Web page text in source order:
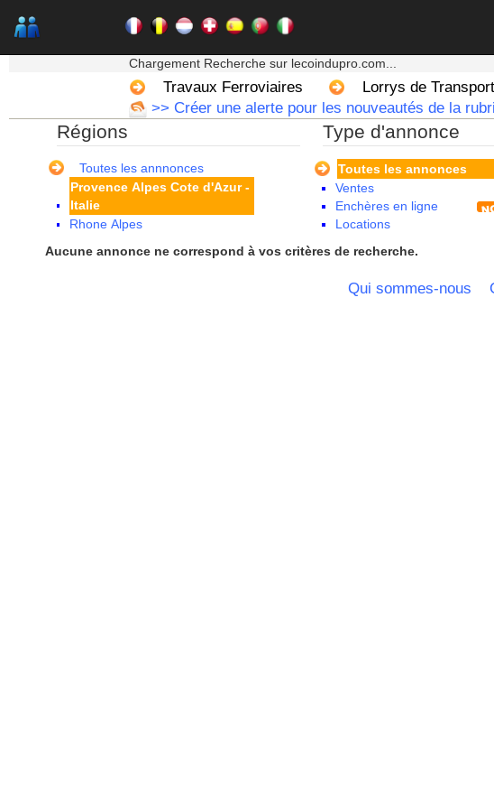
Chargement Recherche sur lecoindupro.com...
Travaux Ferroviaires
Lorrys de
>> Créer une alerte pour les nouveautés de la
Régions
Toutes les annnonces
Portugal
Nord Pas de Calais - Belgique -
Pays de la Loire
Picardie
Poitou Charentes
Principauté de Monaco
Provence Alpes Cote d'Azur -
Italie
Rhone Alpes
Type d'annonce
Toutes les annonces
Ventes
Enchères en ligne
Locations
Aucune annonce ne correspond à vos critères de recherche.
Qui sommes-nous